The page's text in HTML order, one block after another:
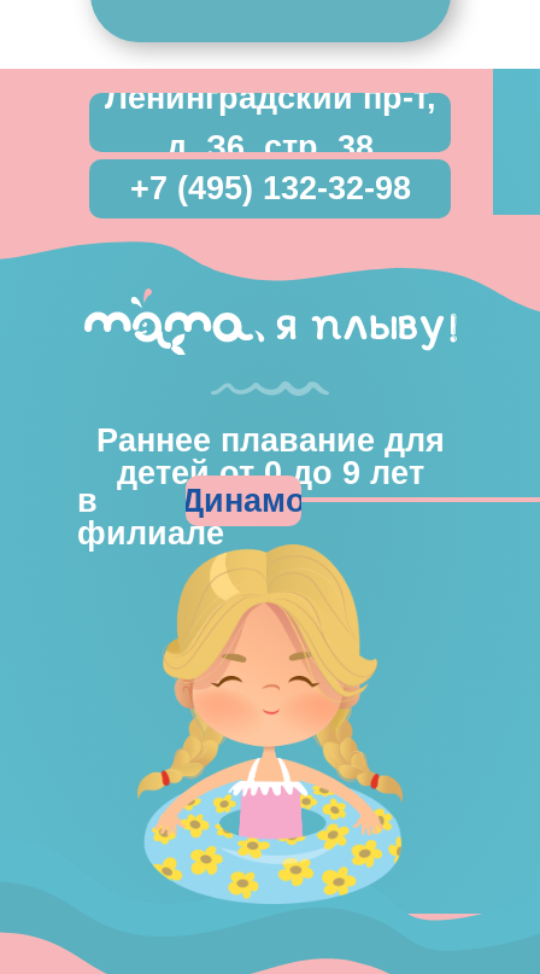
Раннее плавание для
детей от 0 до 9 лет
Динамо
Ленинградский пр-т,
д. З6, стр. 38
+7 (495) 132-32-98
в
филиале